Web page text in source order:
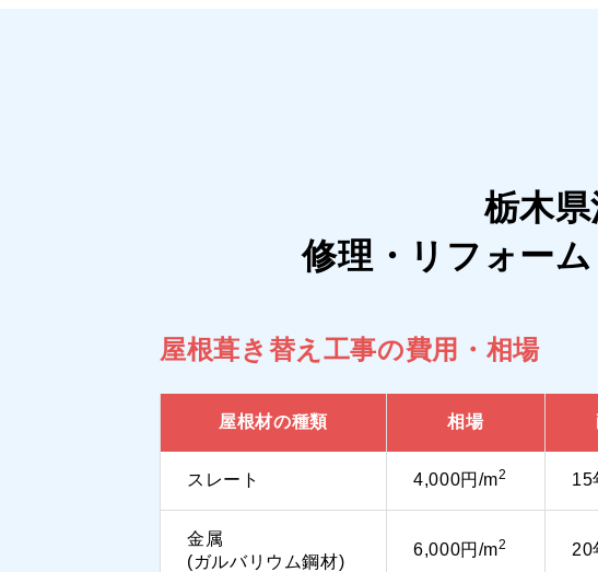
栃木
修理・リフォー
屋根葺き替え工事の費用・相場
屋根材の種類 相場
スレート 4,000円/m2 15
金属
(ガルバリウム鋼材)
6,000円/m2 20